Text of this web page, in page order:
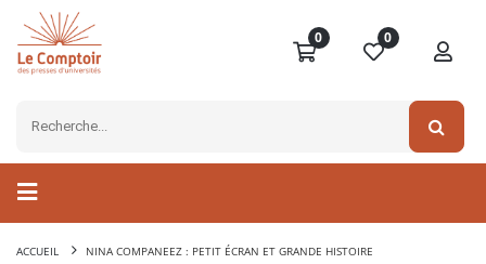
0 0
ACCUEIL NINA COMPANEEZ : PETIT ÉCRAN ET GRANDE HISTOIRE